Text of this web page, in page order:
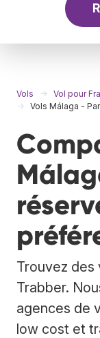
Vols Vol pour
Vols Málaga -
Trouvez des
Trabber.
agences de
low cost et